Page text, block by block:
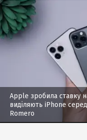
Apple зробила ставку
виділяють iPhone
Romero